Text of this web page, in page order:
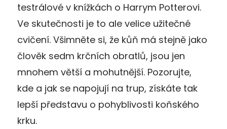
testrálové v knížkách o Harrym Potterovi.
Ve skutečnosti je to ale velice užitečné
cvičení. Všimněte si, že kůň má stejně jako
člověk sedm krčních obratlů, jsou jen
mnohem větší a mohutnější. Pozorujte,
kde a jak se napojují na trup, získáte tak
lepší představu o pohyblivosti koňského
krku.